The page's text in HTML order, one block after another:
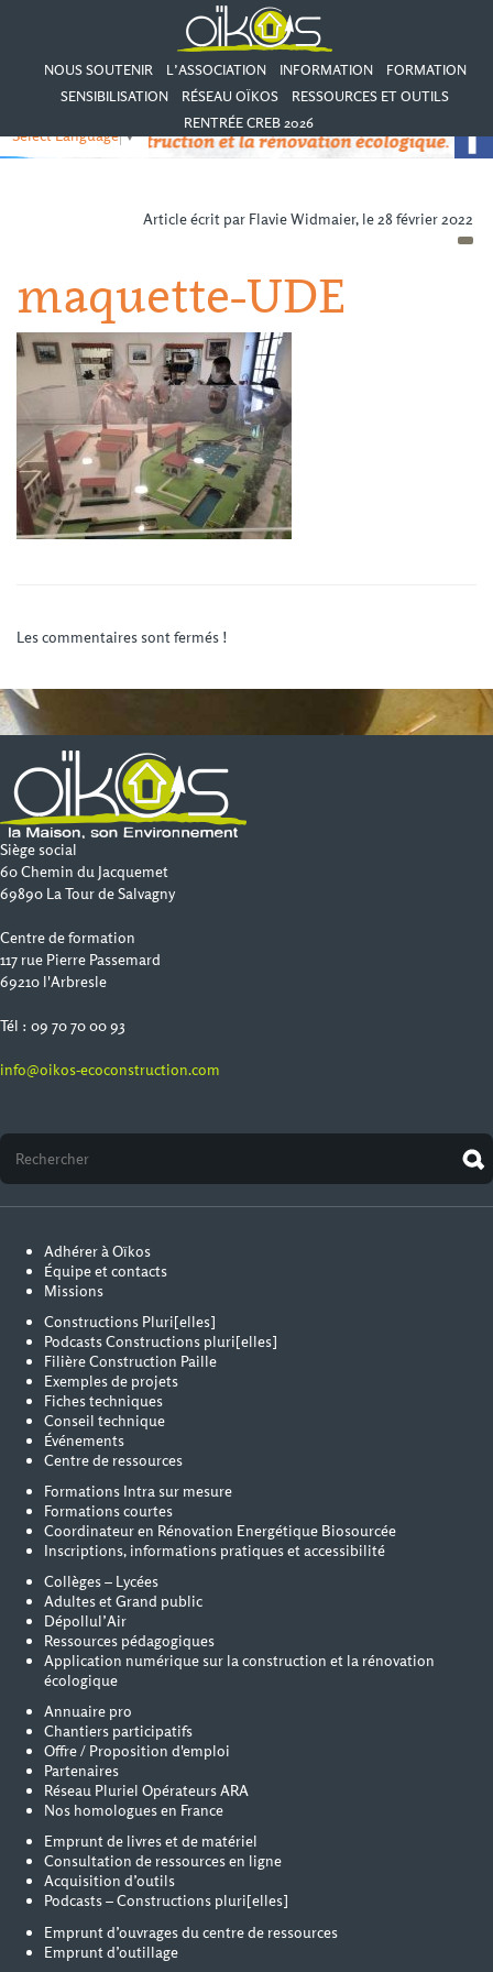
NOUS SOUTENIR L’ASSOCIATION INFORMATION
FORMATION
SENSIBILISATION
RÉSEAU OÏKOS
RESSOURCES ET OUTILS
RENTRÉE CREB 2026
Select Language▼
Article écrit par Flavie Widmaier, le 28 février 2022
maquette-UDE
Les commentaires sont fermés !
Siège social
60 Chemin du Jacquemet
69890 La Tour de Salvagny
Centre de formation
117 rue Pierre Passemard
69210 l'Arbresle
Tél : 09 70 70 00 93
info@oikos-ecoconstruction.com
Adhérer à Oïkos
Équipe et contacts
Missions
Constructions Pluri[elles]
Podcasts Constructions pluri[elles]
Filière Construction Paille
Exemples de projets
Fiches techniques
Conseil technique
Événements
Centre de ressources
Formations Intra sur mesure
Formations courtes
Coordinateur en Rénovation Energétique Biosourcée
Inscriptions, informations pratiques et accessibilité
Collèges – Lycées
Adultes et Grand public
Dépollul’Air
Ressources pédagogiques
Application numérique sur la construction et la rénovation
écologique
Annuaire pro
Chantiers participatifs
Offre / Proposition d'emploi
Partenaires
Réseau Pluriel Opérateurs ARA
Nos homologues en France
Emprunt de livres et de matériel
Consultation de ressources en ligne
Acquisition d’outils
Podcasts – Constructions pluri[elles]
Emprunt d’ouvrages du centre de ressources
Emprunt d’outillage